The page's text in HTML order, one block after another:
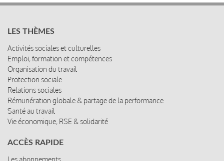
LES THÈMES
Activités sociales et culturelles
Emploi, formation et compétences
Organisation du travail
Protection sociale
Relations sociales
Rémunération globale & partage de la performance
Santé au travail
Vie économique, RSE & solidarité
ACCÈS RAPIDE
Les abonnements